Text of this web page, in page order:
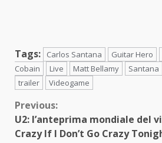
Tags: Carlos Santana Guitar Hero
Cobain
Live Matt Bellamy Santana
trailer
Videogame
Continue
Reading
Previous:
U2: l’anteprima mondiale del
Crazy If I Don’t Go Crazy